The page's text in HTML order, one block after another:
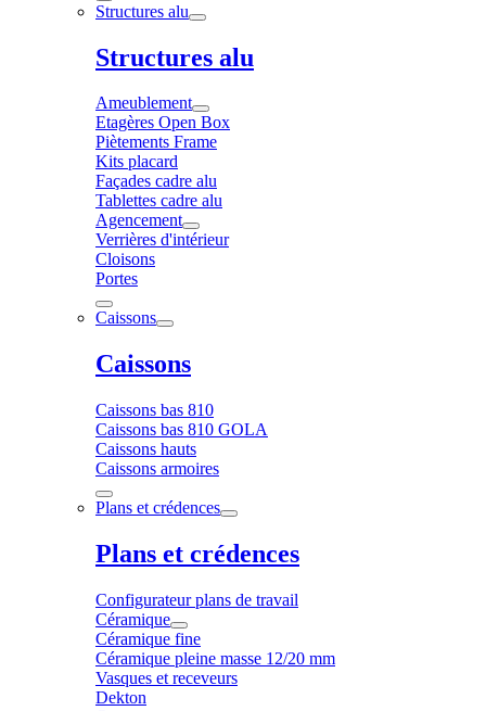
Structures alu
Structures alu
Ameublement
Etagères Open Box
Piètements Frame
Kits placard
Façades cadre alu
Tablettes cadre alu
Agencement
Verrières d'intérieur
Cloisons
Portes
Caissons
Caissons
Caissons bas 810
Caissons bas 810 GOLA
Caissons hauts
Caissons armoires
Plans et crédences
Plans et crédences
Configurateur plans de travail
Céramique
Céramique fine
Céramique pleine masse 12/20 mm
Vasques et receveurs
Dekton